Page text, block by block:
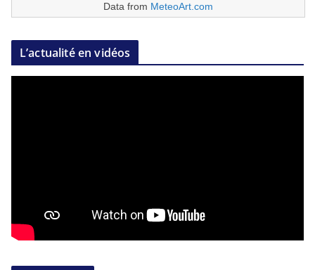
Data from MeteoArt.com
L’actualité en vidéos